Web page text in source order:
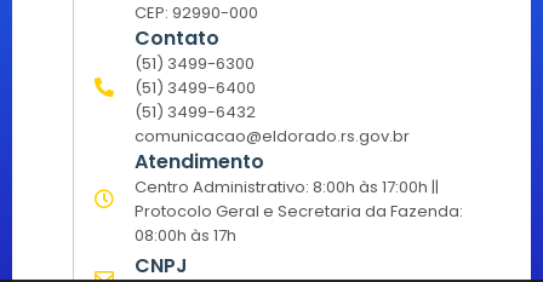
CEP: 92990-000
Contato
(51) 3499-6300
(51) 3499-6400
(51) 3499-6432
comunicacao@eldorado.rs.gov.br
Atendimento
Centro Administrativo: 8:00h às 17:00h ||
Protocolo Geral e Secretaria da Fazenda:
08:00h às 17h
CNPJ